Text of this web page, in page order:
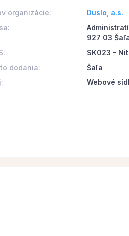
organizácie:
Duslo, a.s.
927 03
SK023 -
dodania:
Šaľa
Webové